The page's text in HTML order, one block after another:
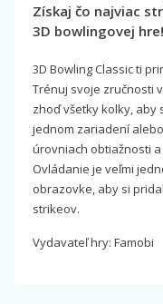
Získaj čo najviac
3D bowlingovej hre!
3D Bowling Classic ti
Trénuj svoje zručnosti
zhoď všetky kolky, aby
jednom zariadení
úrovniach obtiažnosti
Ovládanie je veľmi
obrazovke, aby si
strikeov.
Vydavateľ hry: Famobi